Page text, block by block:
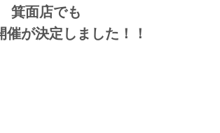
箕面店でも
催が決定しました！！